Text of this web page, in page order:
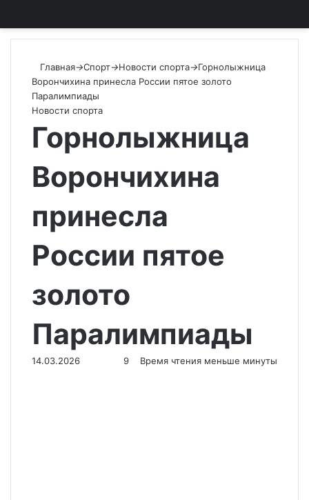
Главная→Спорт→Новости спорта→Горнолыжница
Ворончихина принесла России пятое золото
Паралимпиады
Новости спорта
Горнолыжница
Ворончихина
принесла
России пятое
золото
Паралимпиады
14.03.2026 9 Время чтения меньше минуты